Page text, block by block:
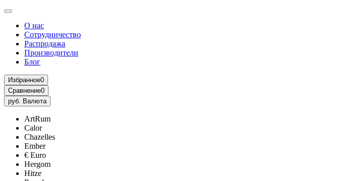
О нас
Сотрудничество
Распродажа
Производители
Блог
Избранное0
Сравнение0
руб. Валюта
ArtRum
Calor
Chazelles
Ember
€ Euro
Hergom
Hitze